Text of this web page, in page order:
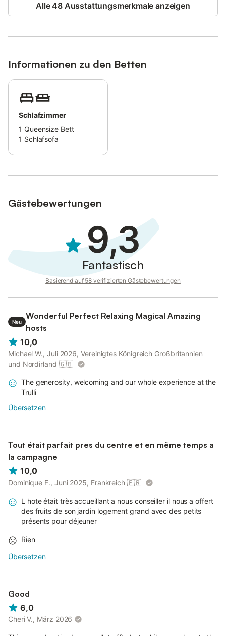
Alle 48 Ausstattungsmerkmale anzeigen
Informationen zu den Betten
Schlafzimmer
1 Queensize Bett
1 Schlafsofa
Gästebewertungen
9,3
Fantastisch
Basierend auf 58 verifizierten Gästebewertungen
Neu
Wonderful Perfect Relaxing Magical Amazing
hosts
10,0
Michael W., Juli 2026, Vereinigtes Königreich Großbritannien
und Nordirland 🇬🇧
The generosity, welcoming and our whole experience at the
Trulli
Übersetzen
Tout était parfait pres du centre et en même temps a
la campagne
10,0
Dominique F., Juni 2025, Frankreich 🇫🇷
L hote était très accueillant a nous conseiller il nous a offert
des fruits de son jardin logement grand avec des petits
présents pour déjeuner
Rien
Übersetzen
Good
6,0
Cheri V., März 2026